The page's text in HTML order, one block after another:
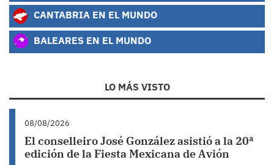
CANTABRIA EN EL MUNDO
BALEARES EN EL MUNDO
LO MÁS VISTO
08/08/2026
El conselleiro José González asistió a la 20ª
edición de la Fiesta Mexicana de Avión